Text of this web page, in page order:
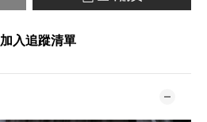
加入追蹤清單